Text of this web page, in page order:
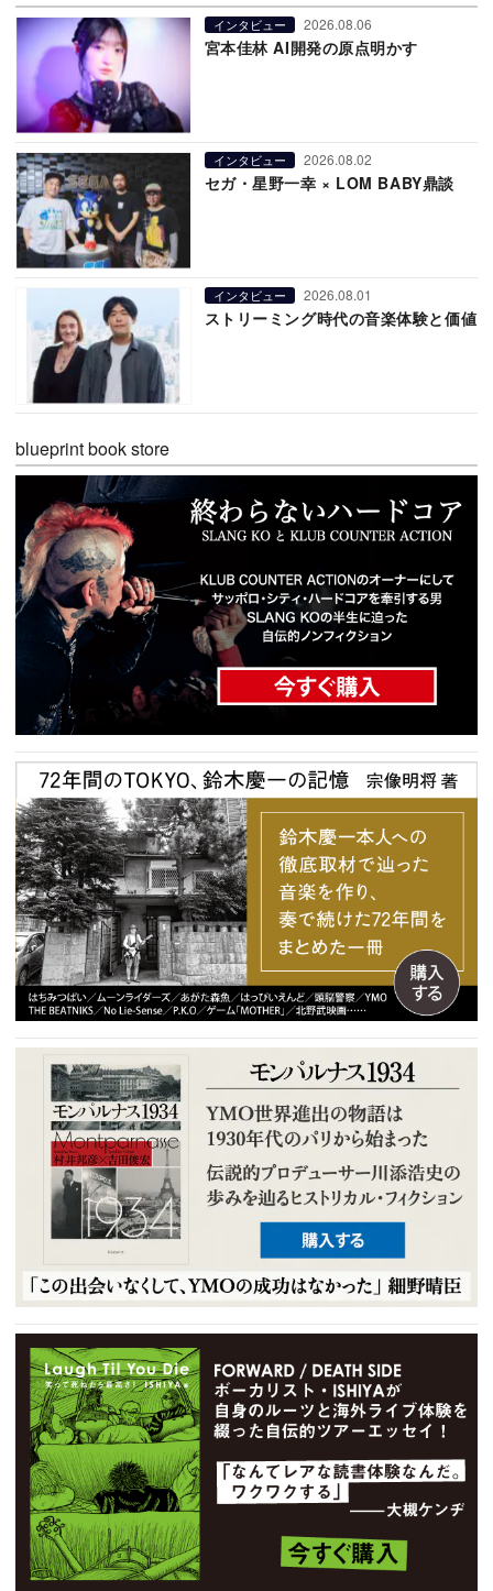
インタビュー 2026.08.06
宮本佳林 AI開発の原点明かす
インタビュー 2026.08.02
セガ・星野一幸 × LOM BABY鼎談
インタビュー 2026.08.01
ストリーミング時代の音楽体験と価値
blueprint book store